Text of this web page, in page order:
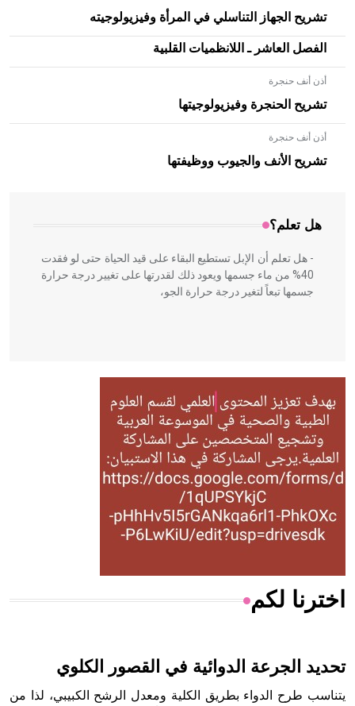
تشريح الجهاز التناسلي في المرأة وفيزيولوجيته
الفصل العاشر ـ اللانظميات القلبية
أذن أنف حنجرة
تشريح الحنجرة وفيزيولوجيتها
أذن أنف حنجرة
تشريح الأنف والجيوب ووظيفتها
هل تعلم؟
- هل تعلم أن الأبلق نوع من الفنون الهندسية التي ارتبطت
بالعمارة الإسلامية في بلاد الشام ومصر خاصة، حيث يحرص
المعمار على بناء مداميكه وخاصة في الواجهات
- هل تعلم أن الإبل تستطيع البقاء على قيد الحياة حتى لو فقدت
40% من ماء جسمها ويعود ذلك لقدرتها على تغيير درجة حرارة
جسمها تبعاً لتغير درجة حرارة الجو،
- هل تعلم أن أبقراط كتب في الطب أربعة مؤلفات هي:
الحكم، الأدلة، تنظيم التغذية، ورسالته في جروح الرأس. ويعود
له الفضل بأنه حرر الطب من الدين والفلسفة.
- هل تعلم أن المرجان إفراز حيواني يتكون في البحر ويتركب
من مادة كربونات الكلسيوم، وهو أحمر أو شديد الحمرة وهو
أجود أنواعه، ويمتاز بكبر الحجم ويسمى الش
هل تعلم أن الأبسيد كلمة فرنسية اللفظ تم اعتمادها مصطلحاً
اخترنا لكم
تحديد الجرعة الدوائية في القصور الكلوي
يتناسب طرح الدواء بطريق الكلية ومعدل الرشح الكبيبي، لذا من